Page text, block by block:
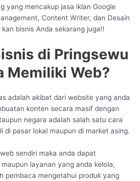
yang mencakup jasa iklan Google
Content Writer, dan Desain
bisnis Anda sekarang juga!!
di Pringsewu
Memiliki Web?
adalah akibat dari website yang anda
konten secara masif dengan
negara adalah salah satu cara
di pasar lokal maupun di market asing.
sendiri maka anda dapat
layanan yang anda kelola,
pembaca mengetahui produk yang